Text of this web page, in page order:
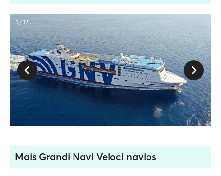
1 / 12
Mais Grandi Navi Veloci navios